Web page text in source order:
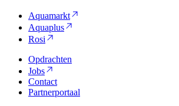
Aquamarkt
Aquaplus
Rosi
Opdrachten
Jobs
Contact
Partnerportaal